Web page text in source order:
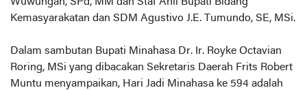
Kemasyarakatan dan SDM Agustivo J.E. Tumundo, SE, MSi.
Dalam sambutan Bupati Minahasa Dr. Ir. Royke Octavian
Roring, MSi yang dibacakan Sekretaris Daerah Frits Robert
Muntu menyampaikan, Hari Jadi Minahasa ke 594 adalah